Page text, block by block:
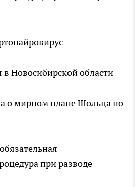
Новосибирской области
о мирном плане Шольца по
при разводе